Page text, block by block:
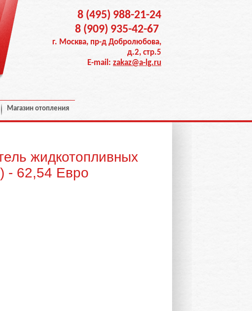
Магазин отопления
8 (495) 988-21-24
8 (909) 935-42-67
г. Москва, пр-д Добролюбова,
д.2, стр.5
E-mail: zakaz@a-lg.ru
жидкотопливных
) - 62,54 Евро